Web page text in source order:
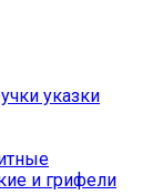
указки
и грифели